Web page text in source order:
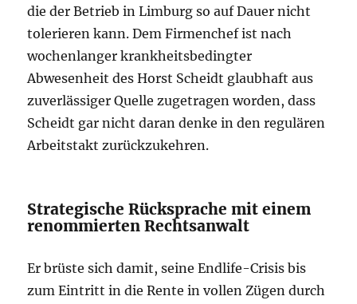
die der Betrieb in Limburg so auf Dauer nicht
tolerieren kann. Dem Firmenchef ist nach
wochenlanger krankheitsbedingter
Abwesenheit des Horst Scheidt glaubhaft aus
zuverlässiger Quelle zugetragen worden, dass
Scheidt gar nicht daran denke in den regulären
Arbeitstakt zurückzukehren.
Strategische Rücksprache mit einem
renommierten Rechtsanwalt
Er brüste sich damit, seine Endlife-Crisis bis
zum Eintritt in die Rente in vollen Zügen durch